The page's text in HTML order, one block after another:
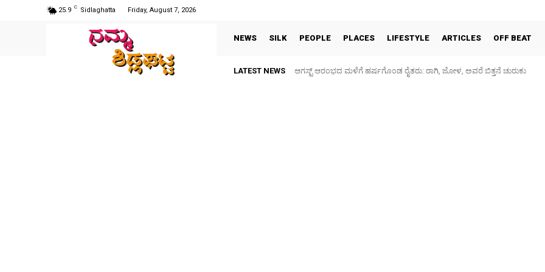
25.9 C Sidlaghatta Friday, August 7, 2026
NEWS SILK PEOPLE PLACES LIFESTYLE ARTICLES OFF BEAT
LATEST NEWS ಆಗಸ್ಟ್ ಆರಂಭದ ಮಳೆಗೆ ಹರ್ಷಗೊಂಡ ರೈತರು: ರಾಗಿ, ಜೋಳ, ಅವರೆ ಬಿತ್ತನೆ ಚುರುಕು
ಕನಕನಗರ: ಗರುಡಾದ್ರಿ ಶಾಲೆ ಮುಂಭಾಗದ ರಸ್ತೆ ಕೆಸರುಮಯ, ಮಕ್ಕಳಿಗೆ ಗಾಯ –